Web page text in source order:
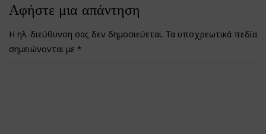
Αφήστε μια απάντηση
Η ηλ. διεύθυνση σας δεν δημοσιεύεται. Τα υποχρεωτικά πεδία
σημειώνονται με *